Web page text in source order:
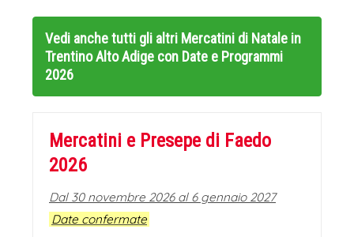
Vedi anche tutti gli altri Mercatini di Natale in
Trentino Alto Adige con Date e Programmi
2026
Mercatini e Presepe di Faedo
2026
Dal 30 novembre 2026 al 6 gennaio 2027
Date confermate